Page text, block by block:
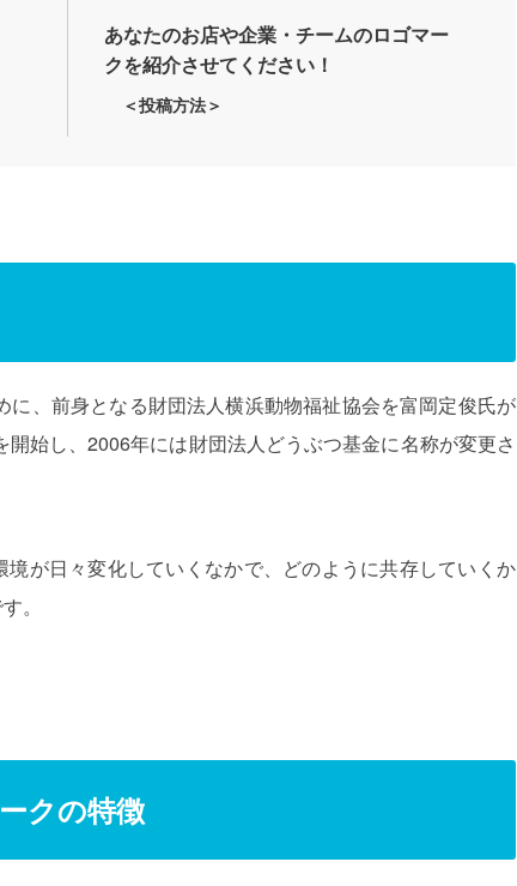
あなたのお店や企業・チームのロゴマー
クを紹介させてください！
＜投稿方法＞
、前身となる財団法人横浜動物福祉協会を富岡定俊氏が
始し、2006年には財団法人どうぶつ基金に名称が変更さ
が日々変化していくなかで、どのように共存していくか
。
クの特徴